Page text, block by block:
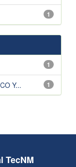
1
1
1
Y...
TecNM